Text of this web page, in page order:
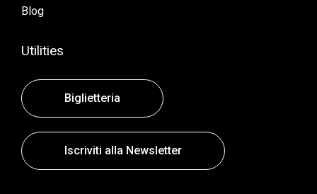
Blog
Utilities
Biglietteria
Iscriviti alla Newsletter